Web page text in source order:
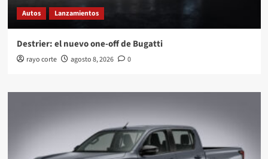
Autos Lanzamientos
Destrier: el nuevo one-off de Bugatti
rayo corte agosto 8, 2026 0